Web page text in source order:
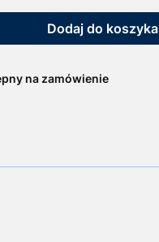
Dodaj do koszyka
na zamówienie